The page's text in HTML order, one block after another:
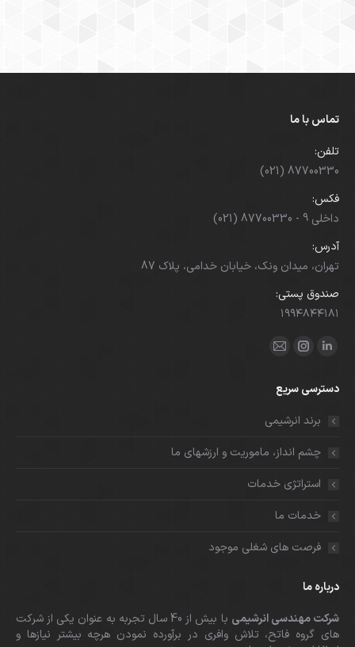
تماس با ما
تلفن:
(021) 87700330
فکس:
(021) 87700330 - داخلی 9
آدرس:
تهران، میدان ونک، خیابان خدامی، پلاک 87
صندوق پستی:
۱۹۹۴۸۴۴۱۸۱
ما را دنبال کنید در:
لینکدین
کردن
برگه
پنجره
جدید
اینستاگرام
کردن
برگه
پنجره
جدید
ایمیل
کردن
برگه
پنجره
جدید
دسترسی سریع
برند انرشیمی
چشم انداز، ماموریت و ارزشهای ما
استراتژی خدمات
خدمات ما
فرصت های شغلی موجود
درباره ما
شرکت مهندسی انرشیمی
با بیش از 40 سال تجربه به عنوان یکی از شرکت
های گروه فاتح، تلاش وافری در برآورده نمودن هرچه بیشتر نیازها و